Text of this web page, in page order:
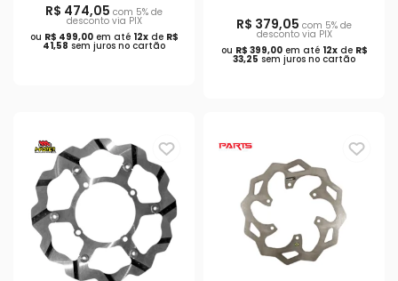
R$ 474,05 com 5% de
desconto via PIX
ou R$ 499,00em até 12xde R$
41,58 sem juros no cartão
R$ 379,05 com 5% de
desconto via PIX
ou R$ 399,00em até 12xde R$
33,25 sem juros no cartão